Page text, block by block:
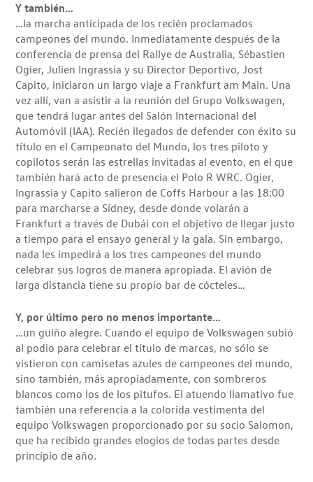
Y también…
…la marcha anticipada de los recién proclamados
campeones del mundo. Inmediatamente después de la
conferencia de prensa del Rallye de Australia, Sébastien
Ogier, Julien Ingrassia y su Director Deportivo, Jost
Capito, iniciaron un largo viaje a Frankfurt am Main. Una
vez allí, van a asistir a la reunión del Grupo Volkswagen,
que tendrá lugar antes del Salón Internacional del
Automóvil (IAA). Recién llegados de defender con éxito su
título en el Campeonato del Mundo, los tres piloto y
copilotos serán las estrellas invitadas al evento, en el que
también hará acto de presencia el Polo R WRC. Ogier,
Ingrassia y Capito salieron de Coffs Harbour a las 18:00
para marcharse a Sídney, desde donde volarán a
Frankfurt a través de Dubái con el objetivo de llegar justo
a tiempo para el ensayo general y la gala. Sin embargo,
nada les impedirá a los tres campeones del mundo
celebrar sus logros de manera apropiada. El avión de
larga distancia tiene su propio bar de cócteles…
Y, por último pero no menos importante…
…un guiño alegre. Cuando el equipo de Volkswagen subió
al podio para celebrar el título de marcas, no sólo se
vistieron con camisetas azules de campeones del mundo,
sino también, más apropiadamente, con sombreros
blancos como los de los pitufos. El atuendo llamativo fue
también una referencia a la colorida vestimenta del
equipo Volkswagen proporcionado por su socio Salomon,
que ha recibido grandes elogios de todas partes desde
principio de año.